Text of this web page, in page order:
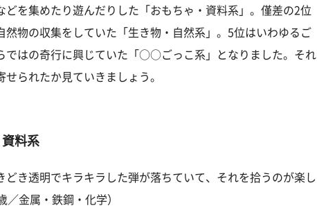
どを集めたり遊んだりした「おもちゃ・資料系」。僅差の2位
然物の収集をしていた「生き物・自然系」。5位はいわゆるご
ではの奇行に興じていた「○○ごっこ系」となりました。それ
せられたか見ていきましょう。
料系
どき透明でキラキラした弾が落ちていて、それを拾うのが楽し
／金属・鉄鋼・化学）